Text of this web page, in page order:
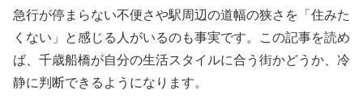
急行が停まらない不便さや駅周辺の道幅の狭さを「住みた
くない」と感じる人がいるのも事実です。この記事を読め
ば、千歳船橋が自分の生活スタイルに合う街かどうか、冷
静に判断できるようになります。